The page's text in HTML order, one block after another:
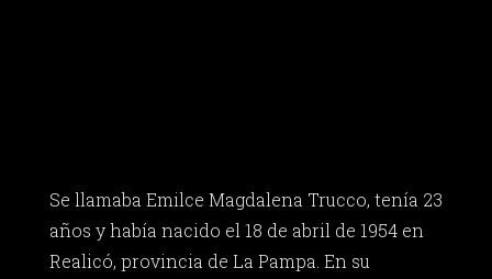
Se llamaba Emilce Magdalena Trucco, tenía 23
años y había nacido el 18 de abril de 1954 en
Realicó, provincia de La Pampa. En su